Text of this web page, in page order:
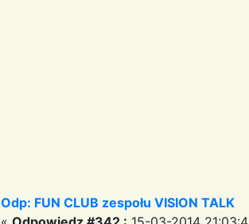
Odp: FUN CLUB zespołu VISION TALK